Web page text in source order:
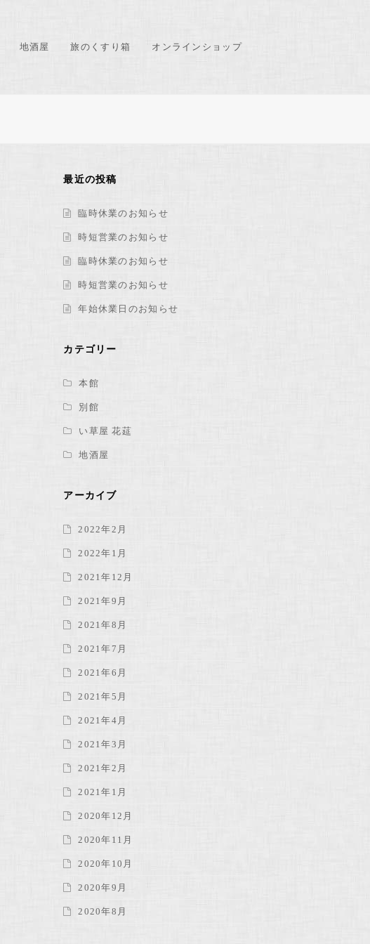
地酒屋 旅のくすり箱 オンラインショップ
最近の投稿
臨時休業のお知らせ
時短営業のお知らせ
臨時休業のお知らせ
時短営業のお知らせ
年始休業日のお知らせ
カテゴリー
本館
別館
い草屋 花莚
地酒屋
アーカイブ
2022年2月
2022年1月
2021年12月
2021年9月
2021年8月
2021年7月
2021年6月
2021年5月
2021年4月
2021年3月
2021年2月
2021年1月
2020年12月
2020年11月
2020年10月
2020年9月
2020年8月